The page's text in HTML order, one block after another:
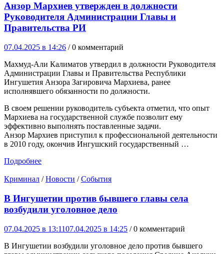
Анзор Мархиев утвержден в должности
Руководителя Администрации Главы и
Правительства РИ
07.04.2025 в 14:26 / 0 комментарий
Махмуд-Али Калиматов утвердил в должности Руководителя
Администрации Главы и Правительства Республики
Ингушетия Анзора Загировича Мархиева, ранее
исполнявшего обязанности по должности.
В своем решении руководитель субъекта отметил, что опыт
Мархиева на государственной службе позволит ему
эффективно выполнять поставленные задачи.
Анзор Мархиев приступил к профессиональной деятельности
в 2010 году, окончив Ингушский государственный …
Подробнее
Криминал /Новости /События
В Ингушетии против бывшего главы села
возбудили уголовное дело
07.04.2025 в 13:1107.04.2025 в 14:25 / 0 комментарий
В Ингушетии возбудили уголовное дело против бывшего